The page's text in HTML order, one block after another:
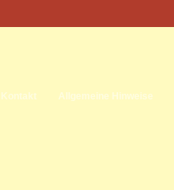
Kontakt Allgemeine Hinweise